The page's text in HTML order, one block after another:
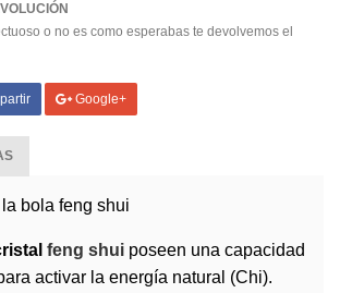
o no es como esperabas te devolvemos el
Google+
bola feng shui
feng shui poseen una capacidad
activar la energía natural (Chi).